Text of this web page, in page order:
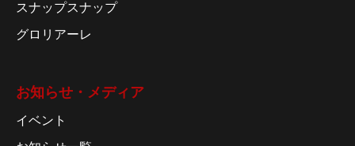
スナップスナップ
グロリアーレ
お知らせ・メディア
イベント